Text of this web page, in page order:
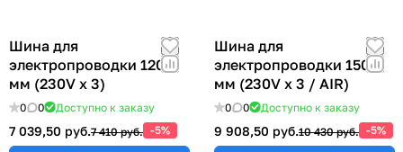
Шина для
электропроводки 1200
мм (230V x 3)
0 0 Доступно к заказу
7 039,50 руб.7 410 руб. -5%
Шина для
электропроводки 1500
мм (230V x 3 / AIR)
0 0 Доступно к заказу
9 908,50 руб.10 430 руб. -5%